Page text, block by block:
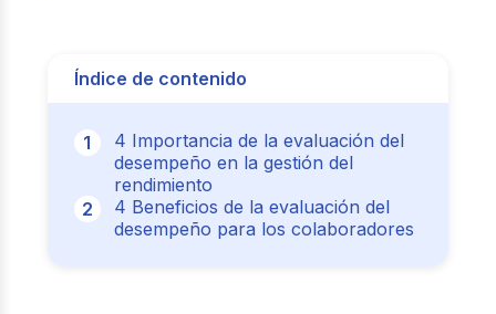
Índice de contenido
4 Importancia de la evaluación del
desempeño en la gestión del
rendimiento
4 Beneficios de la evaluación del
desempeño para los colaboradores